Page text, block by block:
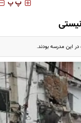
‍‍‍ پ پ
این مدرسه بودند.